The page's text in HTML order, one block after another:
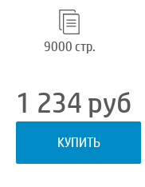
9000 стр.
1 234руб
КУПИТЬ